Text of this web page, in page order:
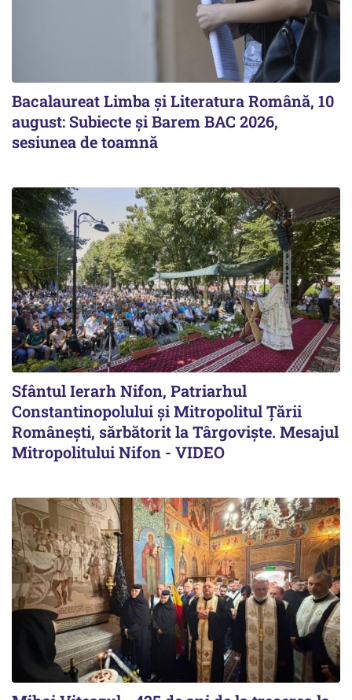
Bacalaureat Limba și Literatura Română, 10
august: Subiecte și Barem BAC 2026,
sesiunea de toamnă
Sfântul Ierarh Nifon, Patriarhul
Constantinopolului și Mitropolitul Țării
Românești, sărbătorit la Târgoviște. Mesajul
Mitropolitului Nifon - VIDEO